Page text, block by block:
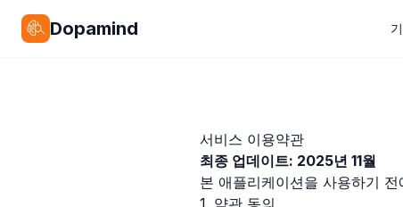
Dopamind
서비스 이용약관
최종 업데이트: 2025년 11월
본 애플리케이션을 사용하기
1. 약관 동의